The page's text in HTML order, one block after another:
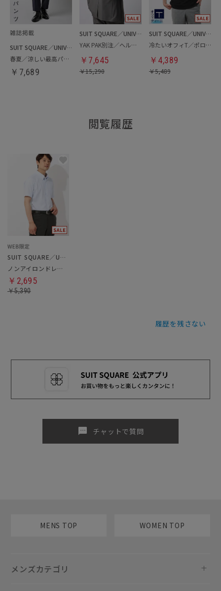
SUIT SQUARE／UNIVERSAL LANGUAGE
春夏／涼しい最高パンツ
￥ 7,689
SUIT SQUARE／UNIVERSAL LANGUAGE
YAK PAK別注／ヘルメットバッグ
￥ 7,645
￥15,290
SUIT SQUARE／UNIVERSAL LANGUAGE
冷たいオフィT／ポロシャツ
￥ 4,389
￥5,489
閲覧履歴
SUIT SQUARE／UNIVERSAL LANGUAGE
ノンアイロンドレスシャツ
￥2,695
￥5,390
履歴を残さない
sms チャットで質問
MENS TOP WOMEN TOP
メンズカテゴリ